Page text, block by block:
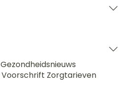
Gezondheidsnieuws
Voorschrift Zorgtarieven